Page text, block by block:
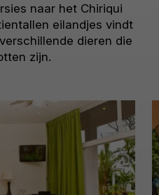
naar het Chiriqui
eilandjes vindt
dieren die
zijn.